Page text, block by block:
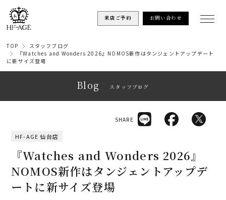
来店ご予約 お問い合わせ
TOP
スタッフブログ
『Watches and Wonders 2026』NOMOS新作はタンジェントアップデート
に新サイズ登場
Blog スタッフブログ
HF-AGE 仙台店
『Watches and Wonders 2026』
NOMOS新作はタンジェントアップデ
ートに新サイズ登場
SHARE